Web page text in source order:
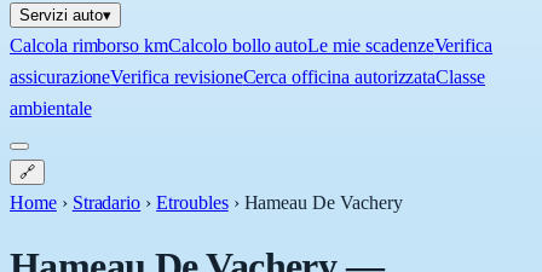
Servizi auto▾
Calcola rimborso kmCalcolo bollo autoLe mie scadenzeVerifica
assicurazioneVerifica revisioneCerca officina autorizzataClasse
ambientale
🔗
Home › Stradario › Etroubles › Hameau De Vachery